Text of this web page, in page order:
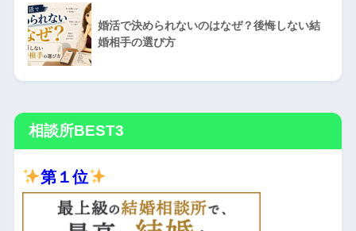
婚活で決められないのはなぜ？後悔しない結
婚相手の選び方
相談所BEST3
第１位